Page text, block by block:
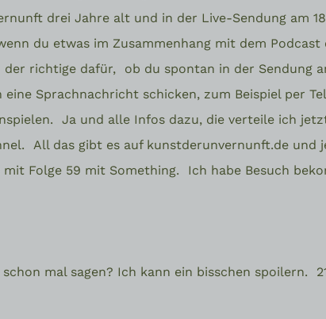
drei Jahre alt und in der Live-Sendung am
du etwas im Zusammenhang mit dem
der richtige dafür,
ob du spontan in der Sendung
Sprachnachricht schicken, zum Beispiel per
Ja und alle Infos dazu, die verteile ich
All das gibt es auf kunstderunvernunft.de und
mit Folge 59 mit Something.
Ich habe Besuch
mal sagen? Ich kann ein bisschen spoilern.